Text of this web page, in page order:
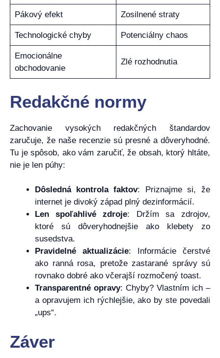
Pákový efekt Zosilnené straty
Technologické chyby Potenciálny chaos
Emocionálne
obchodovanie
Zlé rozhodnutia
Redakčné normy
Zachovanie vysokých redakčných štandardov
zaručuje, že naše recenzie sú presné a dôveryhodné.
Tu je spôsob, ako vám zaručiť, že obsah, ktorý hltáte,
nie je len púhy:
Dôsledná kontrola faktov: Priznajme si, že
internet je divoký západ plný dezinformácií.
Len spoľahlivé zdroje: Držím sa zdrojov,
ktoré sú dôveryhodnejšie ako klebety zo
susedstva.
Pravidelné aktualizácie: Informácie čerstvé
ako ranná rosa, pretože zastarané správy sú
rovnako dobré ako včerajší rozmočený toast.
Transparentné opravy: Chyby? Vlastním ich –
a opravujem ich rýchlejšie, ako by ste povedali
„ups“.
Záver